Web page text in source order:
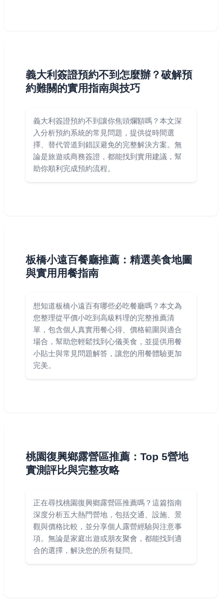
義大利簽證預約不到怎麼辦？破解預
約難關的實用指南與技巧
義大利簽證預約不到讓你焦頭爛額嗎？本文深
入分析預約系統的常見問題，提供從時間選
擇、替代管道到錯誤避免的完整解決方案。無
論是旅遊或商務簽證，都能找到實用建議，幫
助你順利完成預約流程。
板橋小遠百餐廳推薦：精選美食地圖
與實用用餐指南
想知道板橋小遠百有哪些必吃餐廳嗎？本文為
您整理從平價小吃到高級料理的完整推薦清
單，包含個人真實用餐心得、價格範圍與適合
場合，幫助您輕鬆找到心儀美食，並提供用餐
小貼士與常見問題解答，讓您的用餐體驗更加
完美。
桃園復興鄉露營區推薦：Top 5營地
實測評比與完整攻略
正在尋找桃園復興鄉露營區推薦嗎？這篇指南
深度分析五大熱門營地，包括交通、設施、景
觀與價格比較，並分享個人露營經驗與注意事
項。無論是家庭出遊或朋友聚會，都能找到適
合的選擇，解決您的所有疑問。